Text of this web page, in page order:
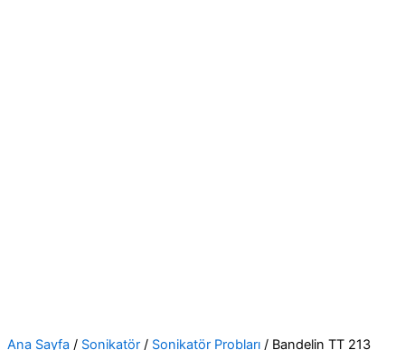
Ana Sayfa / Sonikatör / Sonikatör Probları / Bandelin TT 213